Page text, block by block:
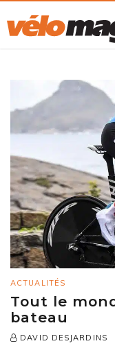
ACTUALITÉS
Tout le
bateau
DAVID DESJARDINS